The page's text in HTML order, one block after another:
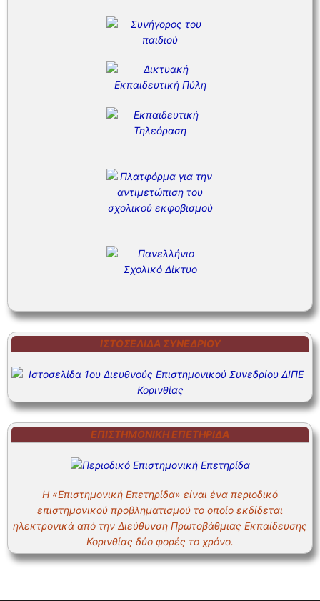
ΙΣΤΟΣΕΛΊΔΑ ΣΥΝΕΔΡΊΟΥ
ΕΠΙΣΤΗΜΟΝΙΚΗ ΕΠΕΤΗΡΙΔΑ
Η «Επιστημονική Επετηρίδα» είναι ένα περιοδικό
επιστημονικού προβληματισμού το οποίο εκδίδεται
ηλεκτρονικά από την Διεύθυνση Πρωτοβάθμιας Εκπαίδευσης
Κορινθίας δύο φορές το χρόνο.